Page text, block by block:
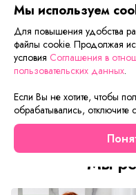
в интернет-
Есть различие по
выбрать разные модели
погоду. Природный
испаряет влагу, отводя
и быстро
Мы
Мы используем
Для повышения удобства
файлы cookie. Продолжая
условия Соглашения в
пользовательских данных.
Если Вы не хотите, чтобы
обрабатывались, отключите